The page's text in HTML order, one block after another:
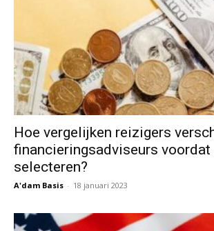
Hoe vergelijken reizigers
financieringsadviseurs voordat
selecteren?
A'dam Basis - 18 januari 2023